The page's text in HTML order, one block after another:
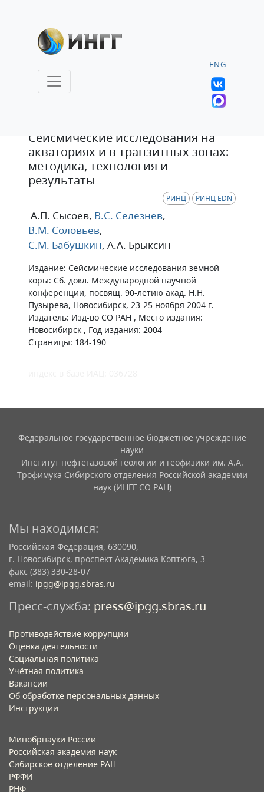
ENG
Сейсмические исследования на
акваториях и в транзитных зонах:
методика, технология и
результаты
РИНЦ РИНЦ EDN
А.П. Сысоев, В.С. Селезнев,
В.М. Соловьев,
С.М. Бабушкин, А.А. Брыксин
Издание: Сейсмические исследования земной
коры: Сб. докл. Международной научной
конференции, посвящ. 90-летию акад. Н.Н.
Пузырева, Новосибирск, 23-25 ноября 2004 г.
Издатель: Изд-во СО РАН , Место издания:
Новосибирск , Год издания: 2004
Страницы: 184-190
Федеральное государственное бюджетное учреждение
науки
Институт нефтегазовой геологии и геофизики им. А.А.
Трофимука Сибирского отделения Российской академии
наук (ИНГГ СО РАН)
Мы находимся:
Российская Федерация, 630090,
г. Новосибирск, проспект Академика Коптюга, 3
факс (383) 330-28-07
email: ipgg@ipgg.sbras.ru
Пресс-служба: press@ipgg.sbras.ru
Противодействие коррупции
Оценка деятельности
Социальная политика
Учётная политика​
Вакансии​
Об обработке персональных данных​
Инструкции​
Минобрнауки России
Российская академия наук
Сибирское отделение РАН
РФФИ
РНФ